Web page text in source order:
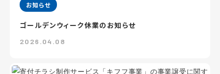
お知らせ
ゴールデンウィーク休業のお知らせ
2026.04.08